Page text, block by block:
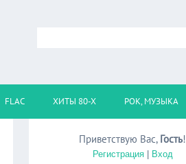
FLAC ХИТЫ 80-Х РОК, МУЗЫКА
Приветствую Вас, Гость!
Регистрация| Вход